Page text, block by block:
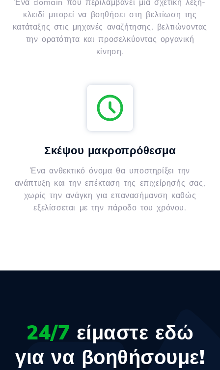
Ένα domain που περιλαμβάνει μια σχετική λέξη-
κλειδί μπορεί να βοηθήσει στη βελτίωση της
κατάταξης στις μηχανές αναζήτησης, βελτιώνοντας
την ορατότητα και προσελκύοντας οργανική
κίνηση.
Σκέψου μακροπρόθεσμα
Ένα ανθεκτικό όνομα θα υποστηρίξει την
ανάπτυξη και την επέκταση της επιχείρησής σας,
χωρίς την ανάγκη για επανασήμανση καθώς
εξελίσσεται με την πάροδο του χρόνου.
24/7 είμαστε εδώ
για να βοηθήσουμε!